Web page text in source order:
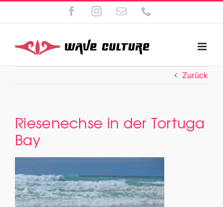
FacebookInstagram
E-
Mail
Zurück
Riesenechse in der Tortuga
Bay